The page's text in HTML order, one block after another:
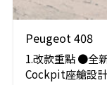
Peugeot 408
1.改款重點 ●全
Cockpit座艙設